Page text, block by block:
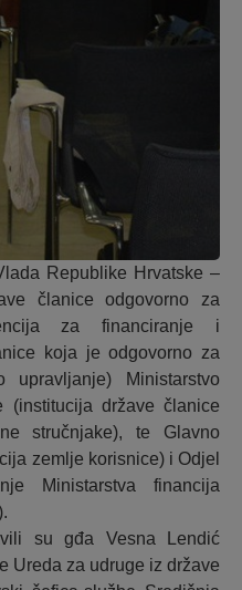
Republike Hrvatske –
članice odgovorno za
za financiranje i
koja je odgovorno za
upravljanje) Ministarstvo
(institucija države članice
stručnjake), te Glavno
zemlje korisnice) i Odjel
Ministarstva financija
su gđa Vesna Lendić
Ureda za udruge iz države